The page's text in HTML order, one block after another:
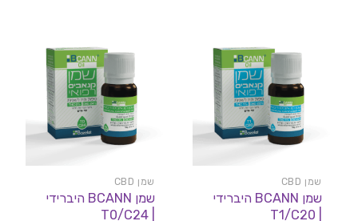
שמן CBD
שמן BCANN היברידי
שמן CBD
שמן BCANN היברידי
| T0/C24